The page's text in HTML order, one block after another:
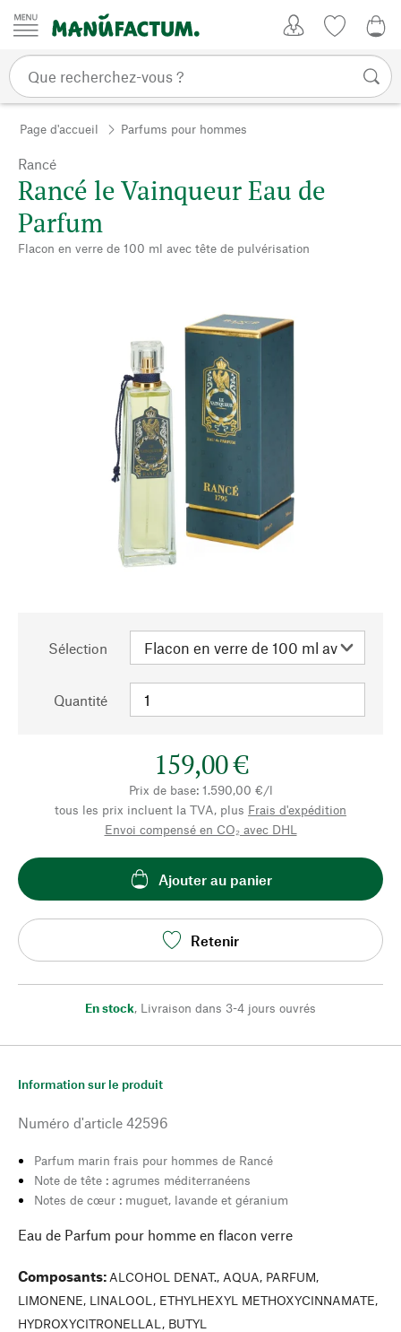
Passer au contenu
Page d'accueil Parfums pour hommes
Rancé
Rancé le Vainqueur Eau de
Parfum
Flacon en verre de 100 ml avec tête de pulvérisation
Sélection
Quantité
159,00 €
Prix de base: 1.590,00 €/l
tous les prix incluent la TVA, plus Frais d'expédition
Envoi compensé en CO₂ avec DHL
Ajouter au panier
Retenir
En stock, Livraison dans 3-4 jours ouvrés
Information sur le produit
Numéro d'article 42596
Parfum marin frais pour hommes de Rancé
Note de tête : agrumes méditerranéens
Notes de cœur : muguet, lavande et géranium
Eau de Parfum pour homme en flacon verre
Composants: ALCOHOL DENAT., AQUA, PARFUM,
LIMONENE, LINALOOL, ETHYLHEXYL METHOXYCINNAMATE,
HYDROXYCITRONELLAL, BUTYL